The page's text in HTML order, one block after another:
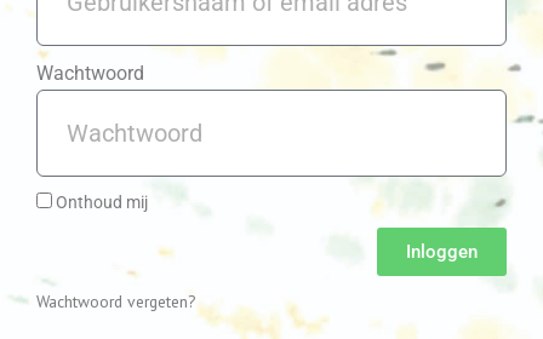
Wachtwoord
Onthoud mij
Inloggen
Wachtwoord vergeten?